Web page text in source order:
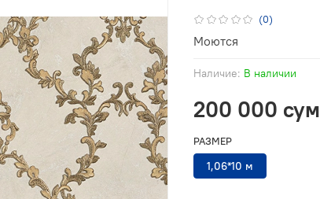
(0)
Наличие: В наличии
200 000 сум
РАЗМЕР
1,06*10 м
Моются